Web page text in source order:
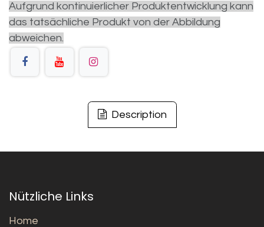
Aufgrund kontinuierlicher Produktentwicklung kann
das tatsächliche Produkt von der Abbildung
abweichen.
Description
Nützliche Links
Home